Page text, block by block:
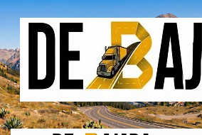
Saltar
contenido
De
Noticias